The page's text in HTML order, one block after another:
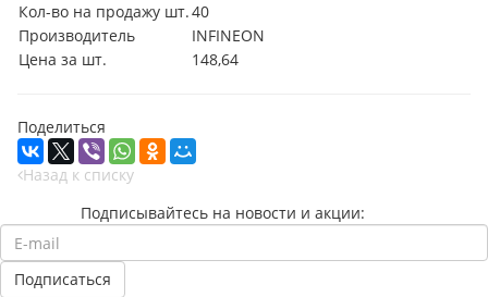
Кол-во на продажу шт.40
Производитель
INFINEON
Цена за шт.
148,64
Поделиться
Назад к списку
Подписывайтесь на новости и акции: